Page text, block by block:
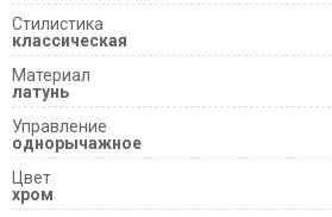
Cтилистика
классическая
Материал
латунь
Управление
однорычажное
Цвет
хром